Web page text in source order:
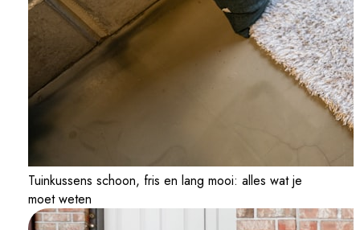
Tuinkussens schoon, fris en lang mooi: alles wat je
moet weten